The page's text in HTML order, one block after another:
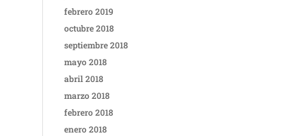
febrero 2019
octubre 2018
septiembre 2018
mayo 2018
abril 2018
marzo 2018
febrero 2018
enero 2018